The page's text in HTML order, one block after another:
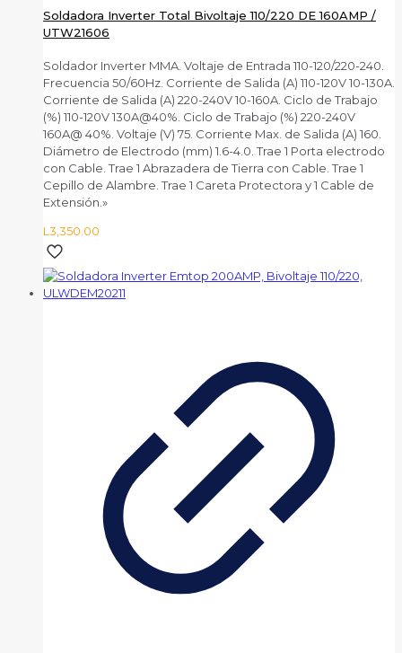
Soldadora Inverter Total Bivoltaje 110/220 DE 160AMP /
UTW21606
Soldador Inverter MMA. Voltaje de Entrada 110-120/220-240.
Frecuencia 50/60Hz. Corriente de Salida (A) 110-120V 10-130A.
Corriente de Salida (A) 220-240V 10-160A. Ciclo de Trabajo
(%) 110-120V 130A@40%. Ciclo de Trabajo (%) 220-240V
160A@ 40%. Voltaje (V) 75. Corriente Max. de Salida (A) 160.
Diámetro de Electrodo (mm) 1.6-4.0. Trae 1 Porta electrodo
con Cable. Trae 1 Abrazadera de Tierra con Cable. Trae 1
Cepillo de Alambre. Trae 1 Careta Protectora y 1 Cable de
Extensión.»
L 3,350.00